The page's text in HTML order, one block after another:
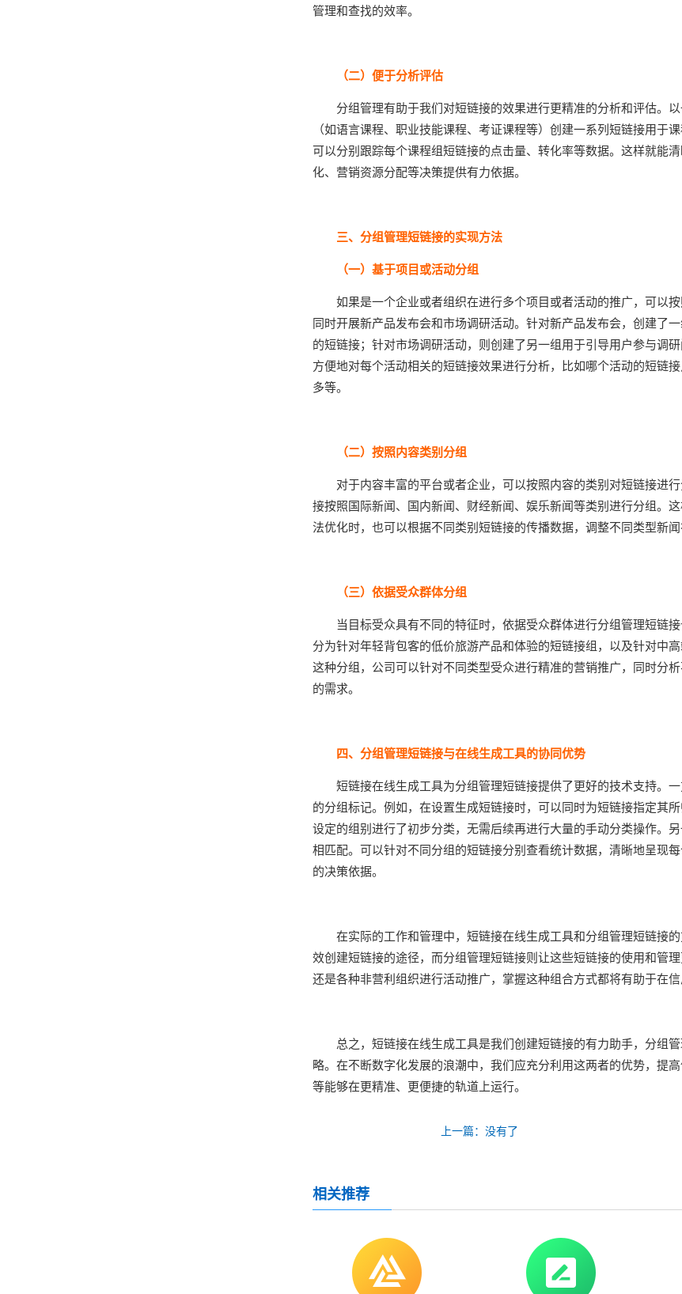
管理和查找的效率。
（二）便于分析评估
分组管理有助于我们对短链接的效果进行更精准的分析和评估。
（如语言课程、职业技能课程、考证课程等）创建一系列短链接用于
可以分别跟踪每个课程组短链接的点击量、转化率等数据。这样就能
化、营销资源分配等决策提供有力依据。
三、分组管理短链接的实现方法
（一）基于项目或活动分组
如果是一个企业或者组织在进行多个项目或者活动的推广，可以
同时开展新产品发布会和市场调研活动。针对新产品发布会，创建了
的短链接；针对市场调研活动，则创建了另一组用于引导用户参与调
方便地对每个活动相关的短链接效果进行分析，比如哪个活动的短链
多等。
（二）按照内容类别分组
对于内容丰富的平台或者企业，可以按照内容的类别对短链接进
接按照国际新闻、国内新闻、财经新闻、娱乐新闻等类别进行分组。
法优化时，也可以根据不同类别短链接的传播数据，调整不同类型新闻
（三）依据受众群体分组
当目标受众具有不同的特征时，依据受众群体进行分组管理短链
分为针对年轻背包客的低价旅游产品和体验的短链接组，以及针对中
这种分组，公司可以针对不同类型受众进行精准的营销推广，同时分
的需求。
四、分组管理短链接与在线生成工具的协同优势
短链接在线生成工具为分组管理短链接提供了更好的技术支持。
的分组标记。例如，在设置生成短链接时，可以同时为短链接指定其
设定的组别进行了初步分类，无需后续再进行大量的手动分类操作。
相匹配。可以针对不同分组的短链接分别查看统计数据，清晰地呈现
的决策依据。
在实际的工作和管理中，短链接在线生成工具和分组管理短链接
效创建短链接的途径，而分组管理短链接则让这些短链接的使用和管
还是各种非营利组织进行活动推广，掌握这种组合方式都将有助于在
总之，短链接在线生成工具是我们创建短链接的有力助手，分组
略。在不断数字化发展的浪潮中，我们应充分利用这两者的优势，提
等能够在更精准、更便捷的轨道上运行。
上一篇：没有了
相关推荐